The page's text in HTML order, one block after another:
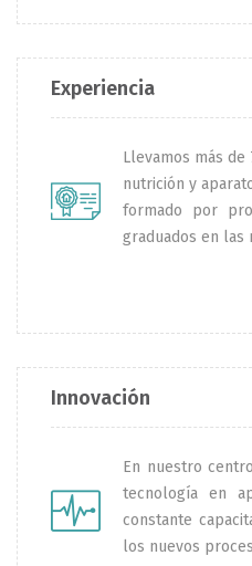
Experiencia
Llevamos más de
nutrición y
formado por
graduados en las
Innovación
En nuestro
tecnología en
constante
los nuevos